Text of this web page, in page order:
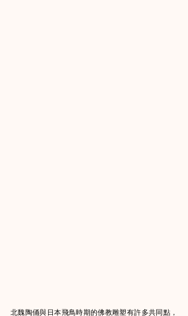
北魏陶俑與日本飛鳥時期的佛教雕塑有許多共同點，